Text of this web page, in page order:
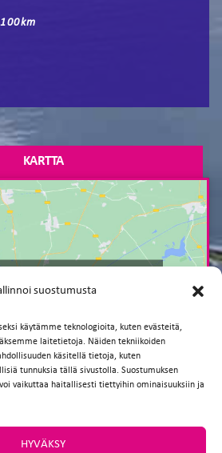
suostumusta
käytämme teknologioita, kuten evästeitä,
laitetietoja. Näiden tekniikoiden
käsitellä tietoja, kuten
tunnuksia tällä sivustolla. Suostumuksen
vaikuttaa haitallisesti tiettyihin ominaisuuksiin ja
HYVÄKSY
KARTTA
ja ottaaksesi tämän